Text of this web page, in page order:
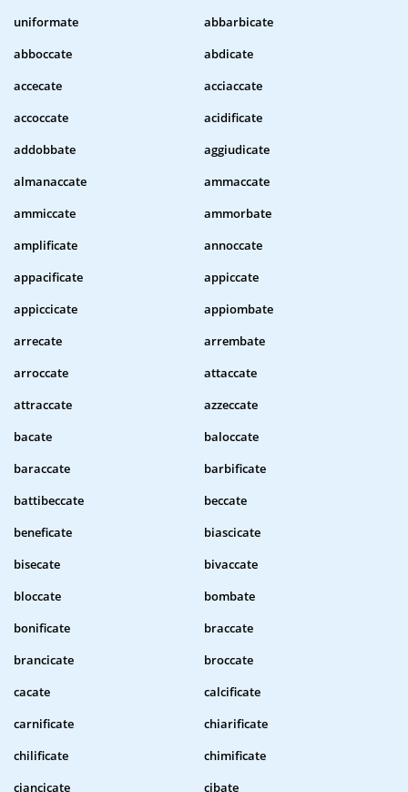
uniformate
abbarbicate
abboccate
abdicate
accecate
acciaccate
accoccate
acidificate
addobbate
aggiudicate
almanaccate
ammaccate
ammiccate
ammorbate
amplificate
annoccate
appacificate
appiccate
appiccicate
appiombate
arrecate
arrembate
arroccate
attaccate
attraccate
azzeccate
bacate
baloccate
baraccate
barbificate
battibeccate
beccate
beneficate
biascicate
bisecate
bivaccate
bloccate
bombate
bonificate
braccate
brancicate
broccate
cacate
calcificate
carnificate
chiarificate
chilificate
chimificate
ciancicate
cibate